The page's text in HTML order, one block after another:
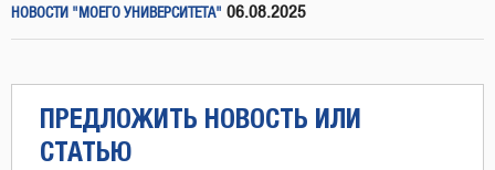
НОВОСТИ "МОЕГО УНИВЕРСИТЕТА" 06.08.2025
ПРЕДЛОЖИТЬ НОВОСТЬ ИЛИ
СТАТЬЮ